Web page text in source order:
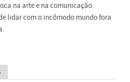
na arte e na comunicação
lidar com o incômodo mundo fora